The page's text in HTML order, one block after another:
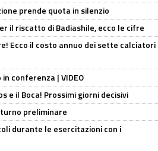
prende quota in silenzio
il riscatto di Badiashile, ecco le cifre
Ecco il costo annuo dei sette calciatori
conferenza | VIDEO
e il Boca! Prossimi giorni decisivi
preliminare
durante le esercitazioni con i